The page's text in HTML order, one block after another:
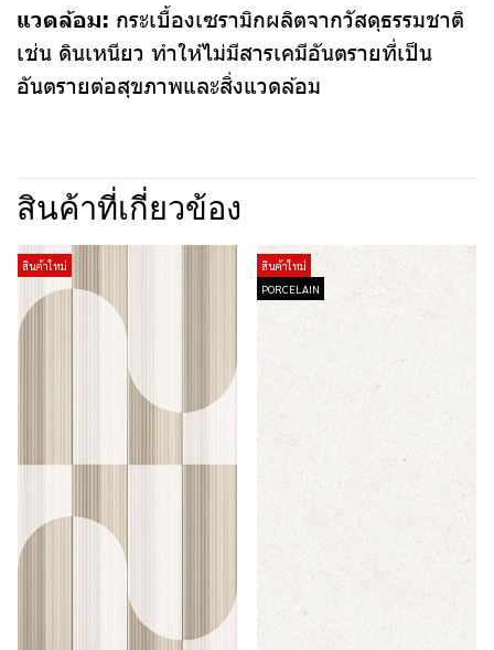
แวดล้อม: กระเบื้องเซรามิกผลิตจากวัสดุธรรมชาติ
เช่น ดินเหนียว ทำให้ไม่มีสารเคมีอันตรายที่เป็น
อันตรายต่อสุขภาพและสิ่งแวดล้อม
สินค้าที่เกี่ยวข้อง
สินค้าใหม่
สินค้าใหม่
PORCELAIN